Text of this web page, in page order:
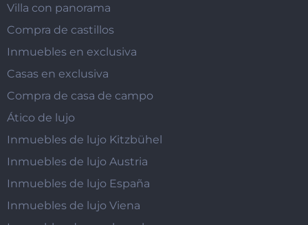
Villa con panorama
Compra de castillos
Inmuebles en exclusiva
Casas en exclusiva
Compra de casa de campo
Ático de lujo
Inmuebles de lujo Kitzbühel
Inmuebles de lujo Austria
Inmuebles de lujo España
Inmuebles de lujo Viena